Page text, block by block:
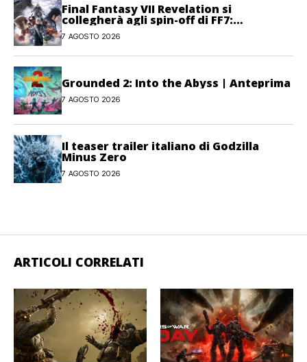
Final Fantasy VII Revelation si
collegherà agli spin-off di FF7:
Hamaguchi non si pone limiti
7 AGOSTO 2026
Grounded 2: Into the Abyss | Anteprima
7 AGOSTO 2026
Il teaser trailer italiano di Godzilla
Minus Zero
7 AGOSTO 2026
ARTICOLI CORRELATI